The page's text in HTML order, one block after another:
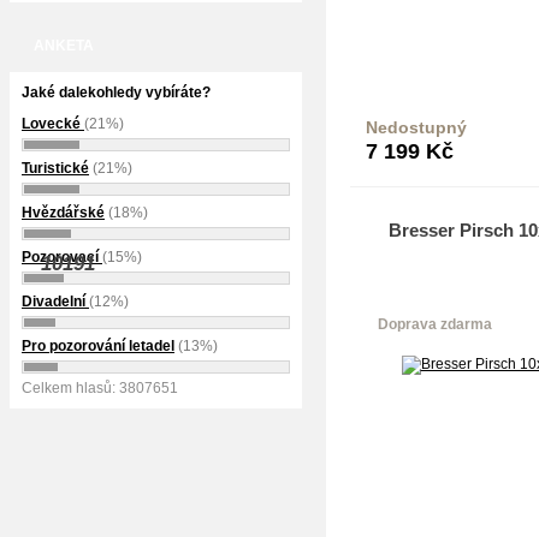
Nedostupný
7 199 Kč
Bresser Pirsch
Doprava zdarma
Jaké dalekohledy vybíráte?
Lovecké (21%)
Turistické (21%)
Hvězdářské (18%)
Pozorovací (15%)
Divadelní (12%)
Pro pozorování letadel (13%)
Celkem hlasů: 3807651
10191